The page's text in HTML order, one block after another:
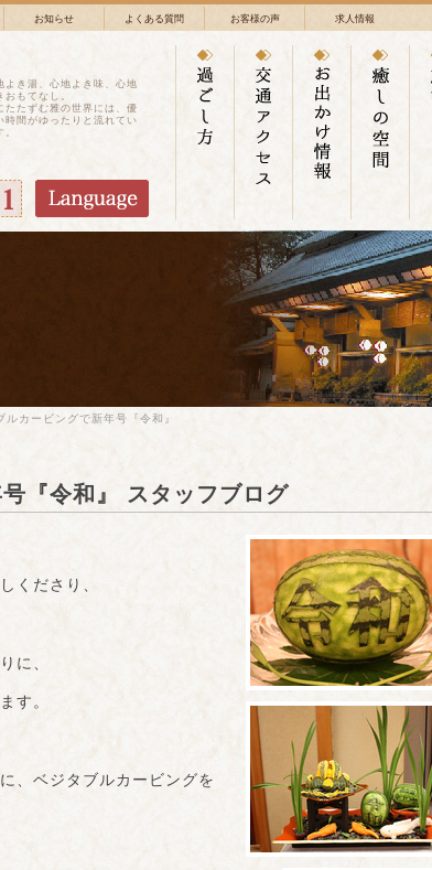
お知らせ よくある質問 お客様の声 求人情報
よき湯、心地よき味、心地
おもてなし。
たたずむ雅の世界には、優
時間がゆったりと流れてい
。
ルカービングで新年号『令和』
『令和』 スタッフブログ
くださり、
に、
す。
、ベジタブルカービングを